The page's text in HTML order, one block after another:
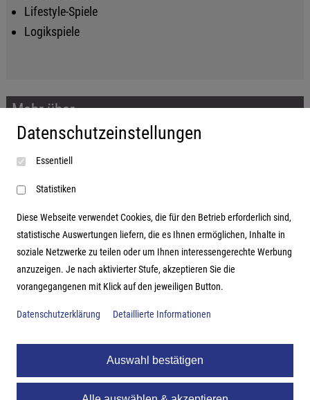
Lifestyle-Spiele
Logikspiele
Mehr über...
Impressum
AGB
Datenschutzerklärung
Adresse
Hutter Trade GmbH + Co KG
Bgm.-Landmann-Platz 1-5
Datenschutzeinstellungen
Essentiell
Statistiken
Diese Webseite verwendet Cookies, die für den Betrieb erforderlich sind,
statistische Auswertungen liefern, die es Ihnen ermöglichen, Inhalte in
soziale Netzwerke zu teilen oder um Ihnen interessengerechte Werbung
anzuzeigen. Je nach aktivierter Stufe, akzeptieren Sie die
vorangegangenen mit Klick auf den jeweiligen Button.
Datenschutzerklärung Detaillierte Informationen
Auswahl bestätigen